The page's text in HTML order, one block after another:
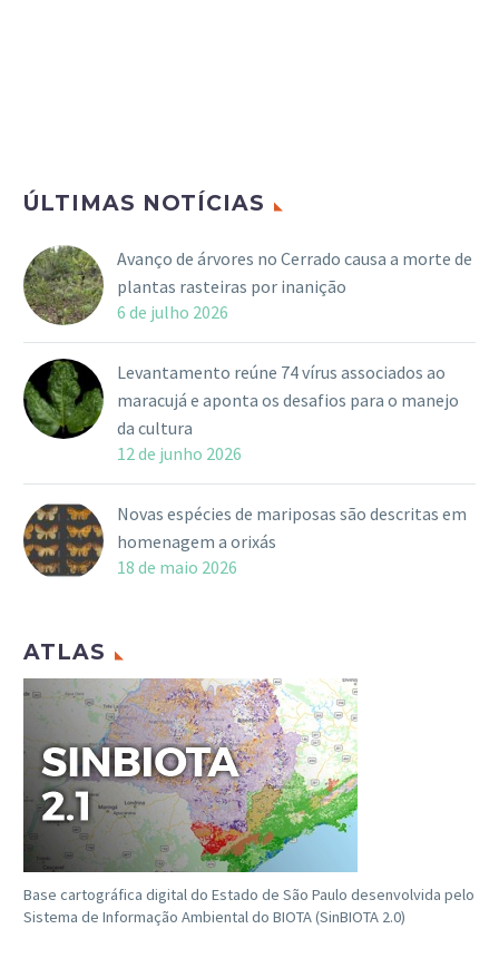
ÚLTIMAS NOTÍCIAS
Avanço de árvores no Cerrado causa a morte de
plantas rasteiras por inanição
6 de julho 2026
Levantamento reúne 74 vírus associados ao
maracujá e aponta os desafios para o manejo
da cultura
12 de junho 2026
Novas espécies de mariposas são descritas em
homenagem a orixás
18 de maio 2026
ATLAS
Base cartográfica digital do Estado de São Paulo desenvolvida pelo
Sistema de Informação Ambiental do BIOTA (SinBIOTA 2.0)